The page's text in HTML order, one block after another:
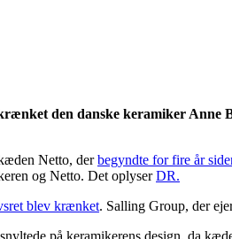
den danske keramiker
Netto, derbegyndte for fire år
og Netto. Det oplyserDR.
blev krænket. Salling Group, der
på keramikerens design, da